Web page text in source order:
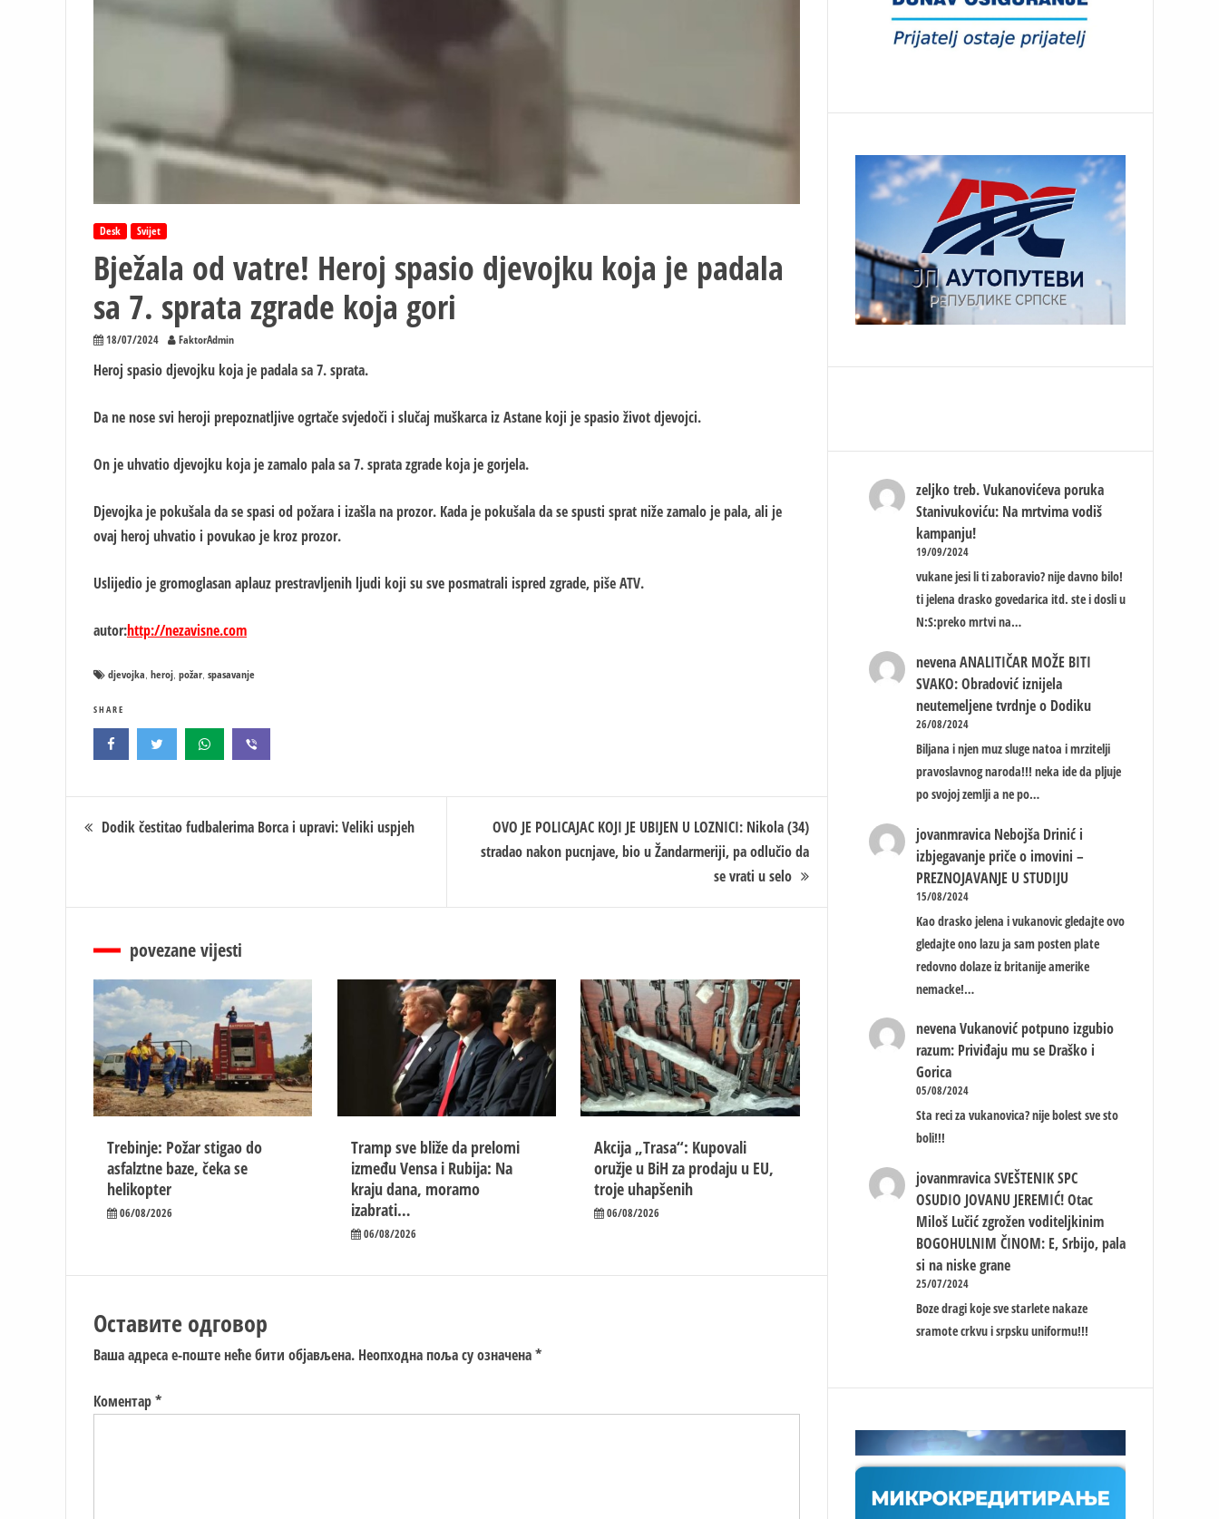
Desk Svijet
Bježala od vatre! Heroj spasio djevojku koja je padala
sa 7. sprata zgrade koja gori
18/07/2024 FaktorAdmin
Heroj spasio djevojku koja je padala sa 7. sprata.
Da ne nose svi heroji prepoznatljive ogrtače svjedoči i slučaj muškarca iz Astane koji je spasio život djevojci.
On je uhvatio djevojku koja je zamalo pala sa 7. sprata zgrade koja je gorjela.
Djevojka je pokušala da se spasi od požara i izašla na prozor. Kada je pokušala da se spusti sprat niže zamalo je pala, ali je
ovaj heroj uhvatio i povukao je kroz prozor.
Uslijedio je gromoglasan aplauz prestravljenih ljudi koji su sve posmatrali ispred zgrade, piše ATV.
autor:http://nezavisne.com
djevojka heroj požar spasavanje
SHARE
Кретање
Dodik čestitao fudbalerima Borca i upravi: Veliki uspjeh
OVO JE POLICAJAC KOJI JE UBIJEN U LOZNICI: Nikola (34)
stradao nakon pucnjave, bio u Žandarmeriji, pa odlučio da
se vrati u selo
povezane vijesti
Trebinje: Požar stigao do
asfalztne baze, čeka se
helikopter
06/08/2026
Tramp sve bliže da prelomi
između Vensa i Rubija: Na
kraju dana, moramo
izabrati…
06/08/2026
Akcija „Trasa“: Kupovali
oružje u BiH za prodaju u EU,
troje uhapšenih
06/08/2026
Оставите одговор
Ваша адреса е-поште неће бити објављена. Неопходна поља су означена*
Коментар*
zeljko treb. Vukanovićeva poruka
Stanivukoviću: Na mrtvima vodiš
kampanju!
19/09/2024
vukane jesi li ti zaboravio? nije davno bilo!
ti jelena drasko govedarica itd. ste i dosli u
N:S:preko mrtvi na…
nevena ANALITIČAR MOŽE BITI
SVAKO: Obradović iznijela
neutemeljene tvrdnje o Dodiku
26/08/2024
Biljana i njen muz sluge natoa i mrzitelji
pravoslavnog naroda!!! neka ide da pljuje
po svojoj zemlji a ne po…
jovanmravica Nebojša Drinić i
izbjegavanje priče o imovini –
PREZNOJAVANJE U STUDIJU
15/08/2024
Kao drasko jelena i vukanovic gledajte ovo
gledajte ono lazu ja sam posten plate
redovno dolaze iz britanije amerike
nemacke!…
nevena Vukanović potpuno izgubio
razum: Priviđaju mu se Draško i
Gorica
05/08/2024
Sta reci za vukanovica? nije bolest sve sto
boli!!!
jovanmravica SVEŠTENIK SPC
OSUDIO JOVANU JEREMIĆ! Otac
Miloš Lučić zgrožen voditeljkinim
BOGOHULNIM ČINOM: E, Srbijo, pala
si na niske grane
25/07/2024
Boze dragi koje sve starlete nakaze
sramote crkvu i srpsku uniformu!!!